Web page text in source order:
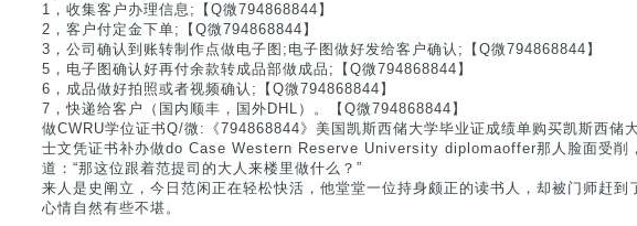
1，收集客户办理信息;【Q微794868844】
2，客户付定金下单;【Q微794868844】
3，公司确认到账转制作点做电子图;电子图做好发给客户确认;【Q微794868844】
5，电子图确认好再付余款转成品部做成品;【Q微794868844】
6，成品做好拍照或者视频确认;【Q微794868844】
7，快递给客户（国内顺丰，国外DHL）。【Q微794868844】
做CWRU学位证书Q/微:《794868844》美国凯斯西储大学毕业证成绩单购买凯斯西储
士文凭证书补办做do Case Western Reserve University diplomaoffer那人脸面受削
道：“那这位跟着范提司的大人来楼里做什么？”
来人是史阐立，今日范闲正在轻松快活，他堂堂一位持身颇正的读书人，却被门师赶到
心情自然有些不堪。